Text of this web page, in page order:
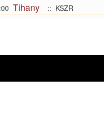
Tihany :: KSZR